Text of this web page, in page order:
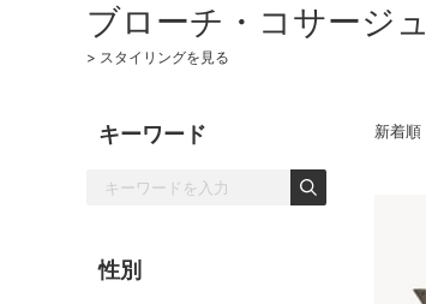
ブローチ・コサージュ
> スタイリングを見る
キーワード
性別
新着順